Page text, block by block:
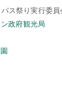
ス祭り実行委員
政府観光局